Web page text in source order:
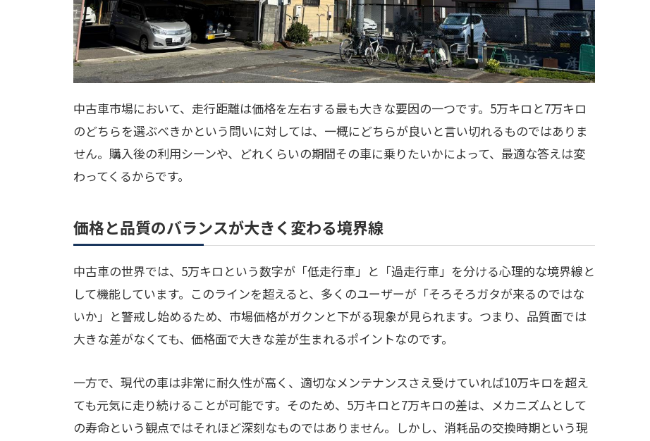
中古車市場において、走行距離は価格を左右する最も大きな要因の一つです。5万キロと7万キロ
のどちらを選ぶべきかという問いに対しては、一概にどちらが良いと言い切れるものではありま
せん。購入後の利用シーンや、どれくらいの期間その車に乗りたいかによって、最適な答えは変
わってくるからです。
価格と品質のバランスが大きく変わる境界線
中古車の世界では、5万キロという数字が「低走行車」と「過走行車」を分ける心理的な境界線と
して機能しています。このラインを超えると、多くのユーザーが「そろそろガタが来るのではな
いか」と警戒し始めるため、市場価格がガクンと下がる現象が見られます。つまり、品質面では
大きな差がなくても、価格面で大きな差が生まれるポイントなのです。
一方で、現代の車は非常に耐久性が高く、適切なメンテナンスさえ受けていれば10万キロを超え
ても元気に走り続けることが可能です。そのため、5万キロと7万キロの差は、メカニズムとして
の寿命という観点ではそれほど深刻なものではありません。しかし、消耗品の交換時期という現